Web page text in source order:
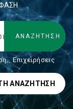
, Επιχειρήσεις
ΑΝΑΖΉΤΗΣΗ